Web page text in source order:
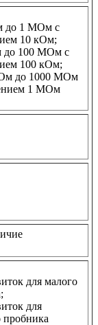
до 1 МОм с
10 кОм;
до 100 МОм с
100 кОм;
до 1000 МОм
1 МОм
для малого
для
пробника